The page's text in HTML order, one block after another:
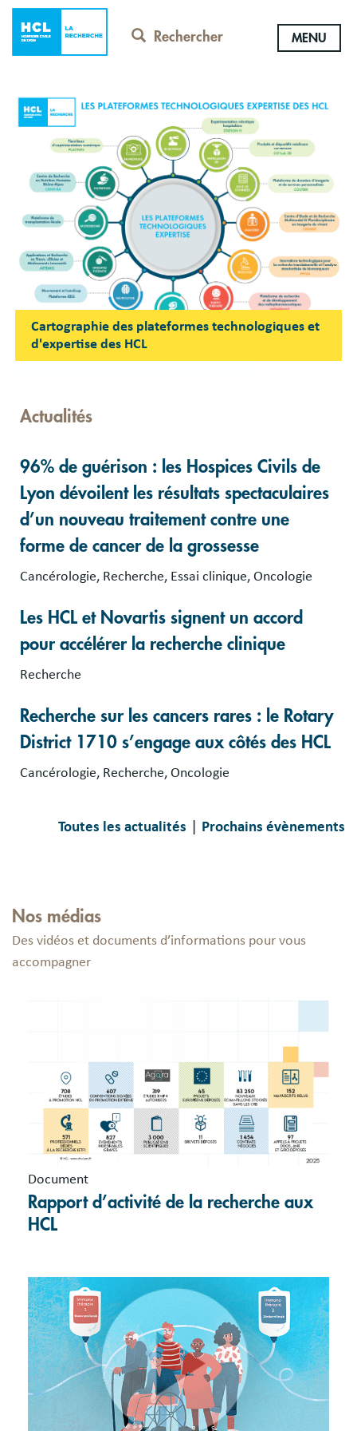
Aller
contenu
Rechercher MENU
Cartographie des plateformes technologiques et
d'expertise des HCL
Actualités
96% de guérison : les Hospices Civils de
Lyon dévoilent les résultats spectaculaires
d’un nouveau traitement contre une
forme de cancer de la grossesse
Cancérologie, Recherche, Essai clinique, Oncologie
Les HCL et Novartis signent un accord
pour accélérer la recherche clinique
Recherche
Recherche sur les cancers rares : le Rotary
District 1710 s’engage aux côtés des HCL
Cancérologie, Recherche, Oncologie
Toutes les actualités Prochains évènements
Nos médias
Des vidéos et documents d’informations pour vous
accompagner
Document
Rapport d’activité de la recherche aux
HCL